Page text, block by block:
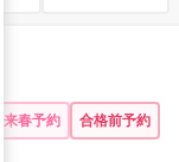
来春予約 合格前予約